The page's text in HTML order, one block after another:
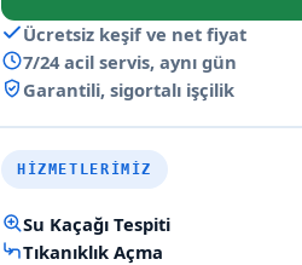
Ücretsiz keşif ve net fiyat
7/24 acil servis, aynı gün
Garantili, sigortalı işçilik
HIZMETLERIMIZ
Su Kaçağı Tespiti
Tıkanıklık Açma